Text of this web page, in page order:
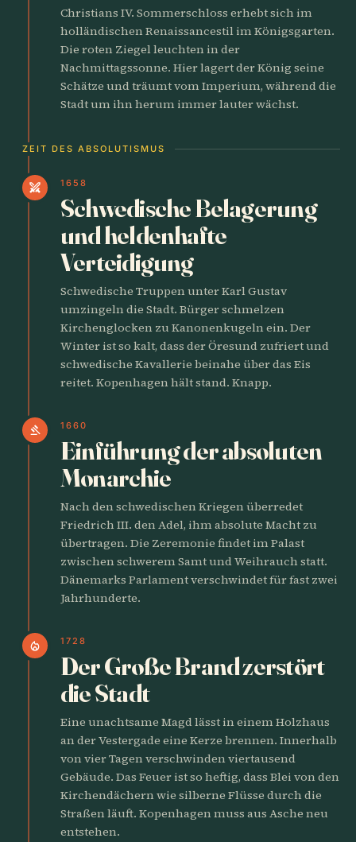
Christians IV. Sommerschloss erhebt sich im
holländischen Renaissancestil im Königsgarten.
Die roten Ziegel leuchten in der
Nachmittagssonne. Hier lagert der König seine
Schätze und träumt vom Imperium, während die
Stadt um ihn herum immer lauter wächst.
ZEIT DES ABSOLUTISMUS
swords 1658
Schwedische Belagerung
und heldenhafte
Verteidigung
Schwedische Truppen unter Karl Gustav
umzingeln die Stadt. Bürger schmelzen
Kirchenglocken zu Kanonenkugeln ein. Der
Winter ist so kalt, dass der Öresund zufriert und
schwedische Kavallerie beinahe über das Eis
reitet. Kopenhagen hält stand. Knapp.
gavel 1660
Einführung der absoluten
Monarchie
Nach den schwedischen Kriegen überredet
Friedrich III. den Adel, ihm absolute Macht zu
übertragen. Die Zeremonie findet im Palast
zwischen schwerem Samt und Weihrauch statt.
Dänemarks Parlament verschwindet für fast zwei
Jahrhunderte.
local_fire_department 1728
Der Große Brand zerstört
die Stadt
Eine unachtsame Magd lässt in einem Holzhaus
an der Vestergade eine Kerze brennen. Innerhalb
von vier Tagen verschwinden viertausend
Gebäude. Das Feuer ist so heftig, dass Blei von den
Kirchendächern wie silberne Flüsse durch die
Straßen läuft. Kopenhagen muss aus Asche neu
entstehen.